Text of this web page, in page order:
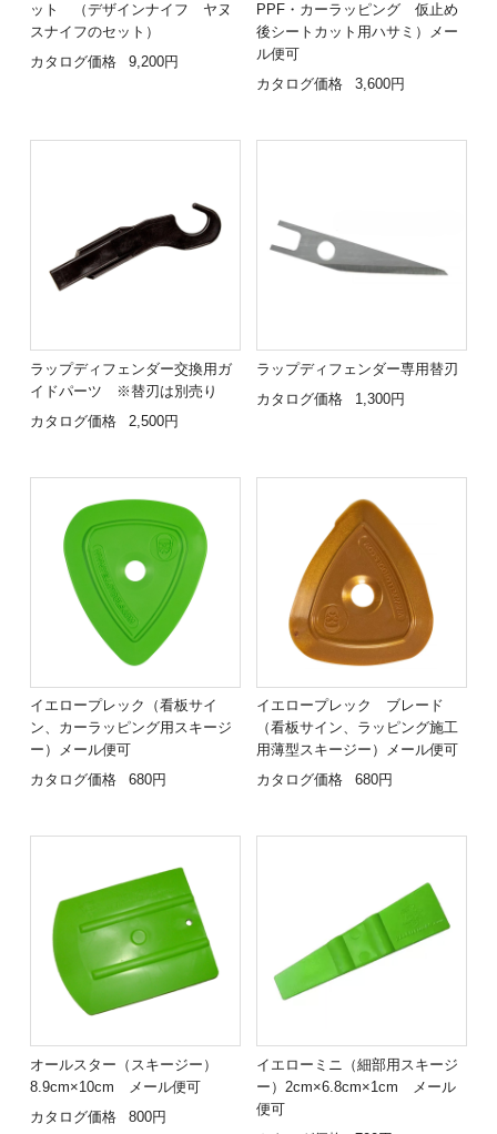
ット （デザインナイフ ヤヌ
スナイフのセット）
カタログ価格
9,200円
PPF・カーラッピング 仮止め
後シートカット用ハサミ）メー
ル便可
カタログ価格
3,600円
ラップディフェンダー交換用ガ
イドパーツ ※替刃は別売り
カタログ価格
2,500円
ラップディフェンダー専用替刃
カタログ価格
1,300円
イエロープレック（看板サイ
ン、カーラッピング用スキージ
ー）メール便可
カタログ価格
680円
イエロープレック ブレード
（看板サイン、ラッピング施工
用薄型スキージー）メール便可
カタログ価格
680円
オールスター（スキージー）
8.9cm×10cm メール便可
カタログ価格
800円
イエローミニ（細部用スキージ
ー）2cm×6.8cm×1cm メール
便可